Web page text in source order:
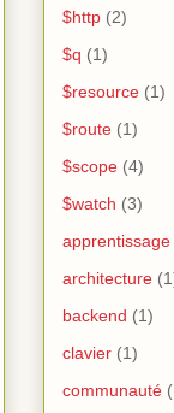
$http (2)
$q (1)
$resource (1)
$route (1)
$scope (4)
$watch (3)
apprentissage
architecture
backend (1)
clavier (1)
communauté